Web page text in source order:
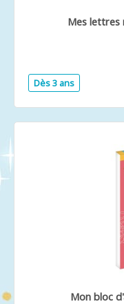
Mes lettres
Dès 3 ans
Mon bloc